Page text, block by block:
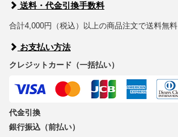
送料・代金引換手数料
合計4,000円（税込）以上の商品注文で送料無料
お支払い方法
クレジットカード（一括払い）
代金引換
銀行振込（前払い）